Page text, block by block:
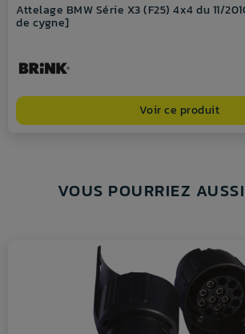
Attelage BMW Série X3 (F25) 4x4 du 11/
de cygne]
Voir ce produit
VOUS POURRIEZ